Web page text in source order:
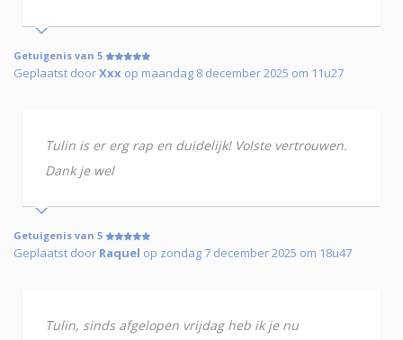
Getuigenis van 5
Geplaatst doorXxx op maandag 8 december 2025 om 11u27
Tulin is er erg rap en duidelijk! Volste vertrouwen.
Dank je wel
Getuigenis van 5
Geplaatst door Raquel op zondag 7 december 2025 om 18u47
Tulin, sinds afgelopen vrijdag heb ik je nu